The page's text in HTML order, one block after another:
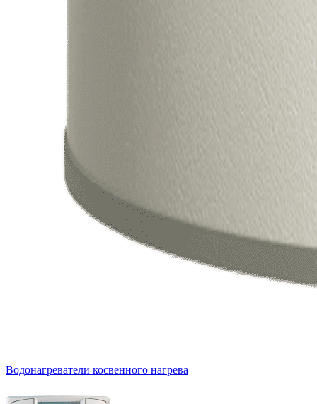
Водонагреватели косвенного нагрева